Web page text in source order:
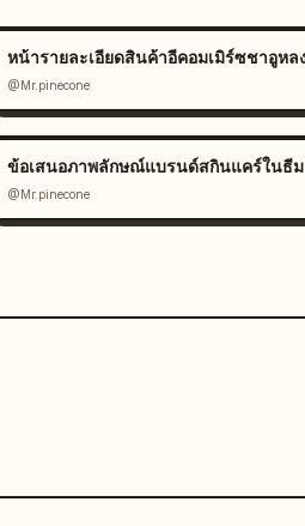
หน้ารายละเอียดสินค้าอีคอมเมิร์ซชาอูหล
@Mr.pinecone
ข้อเสนอภาพลักษณ์แบรนด์สกินแคร์ในธี
@Mr.pinecone